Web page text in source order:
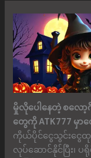
မှိုလိုပေါနေတဲ့ စလေ
တွေကို ATK777 မှာ
ကိုယ်ပိုင်ငွေသွင်းငွေ
လုပ်ဆောင်နိုင်ပြီး၊